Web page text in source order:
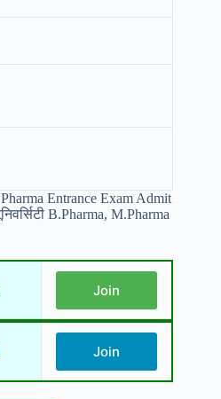
Entrance Exam Admit
B.Pharma, M.Pharma
Join
Join